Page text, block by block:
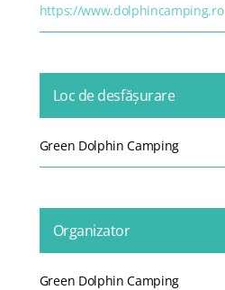
https://www.dolphincamping.ro
Loc de desfășurare
Green Dolphin Camping
Organizator
Green Dolphin Camping